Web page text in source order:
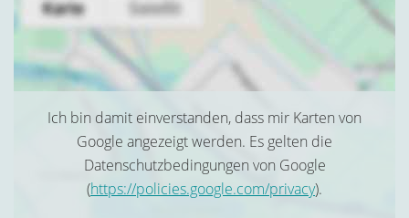
Ich bin damit einverstanden, dass mir Karten von
Google angezeigt werden. Es gelten die
Datenschutzbedingungen von Google
(https://policies.google.com/privacy).